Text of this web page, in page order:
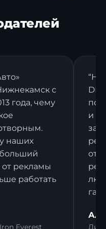
с
года, чему
наших
от рекламы
работать
Everest
и в